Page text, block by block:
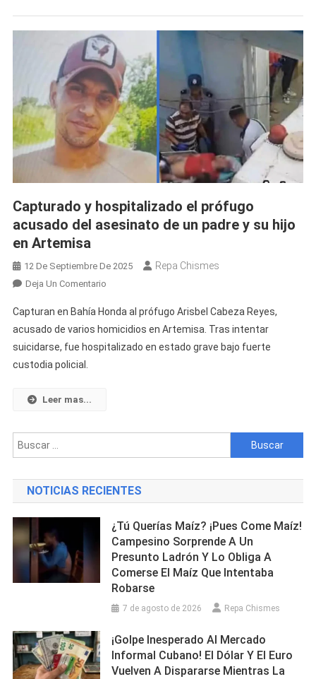
Víctima
Del
Ex-
Prófugo
De
Artemisa
Capturado y hospitalizado el prófugo
acusado del asesinato de un padre y su hijo
en Artemisa
12 De Septiembre De 2025 Repa Chismes
Deja Un ComentarioEn
Y
Hospitalizado
El
Y
Su
En
Artemisa
Capturan en Bahía Honda al prófugo Arisbel Cabeza Reyes,
acusado de varios homicidios en Artemisa. Tras intentar
suicidarse, fue hospitalizado en estado grave bajo fuerte
custodia policial.
Leer mas...
Buscar:
NOTICIAS RECIENTES
¿Tú Querías Maíz? ¡Pues Come Maíz!
Campesino Sorprende A Un
Presunto Ladrón Y Lo Obliga A
Comerse El Maíz Que Intentaba
Robarse
7 de agosto de 2026 Repa Chismes
¡Golpe Inesperado Al Mercado
Informal Cubano! El Dólar Y El Euro
Vuelven A Dispararse Mientras La